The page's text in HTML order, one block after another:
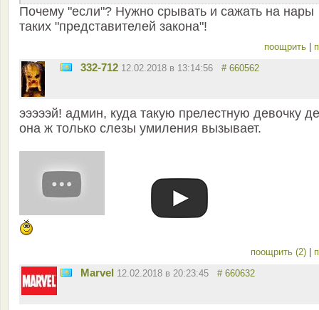
Почему "если"? Нужно срывать и сажать на нары
таких "представителей закона"!
поощрить
332-712 12.02.2018 в 13:14:56 # 660562
эээээй! админ, куда такую прелестную девочку
она ж только слезы умиления вызывает.
поощрить (2)
Marvel 12.02.2018 в 20:23:45 # 660632